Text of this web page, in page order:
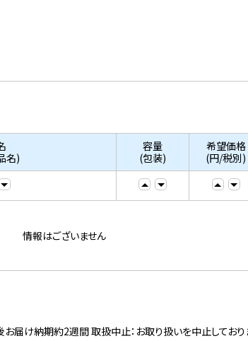
名)
容量
(包装)
希望価格
(円/税別)
情報はございません
け納期約2週間 取扱中止：お取り扱いを中止しており